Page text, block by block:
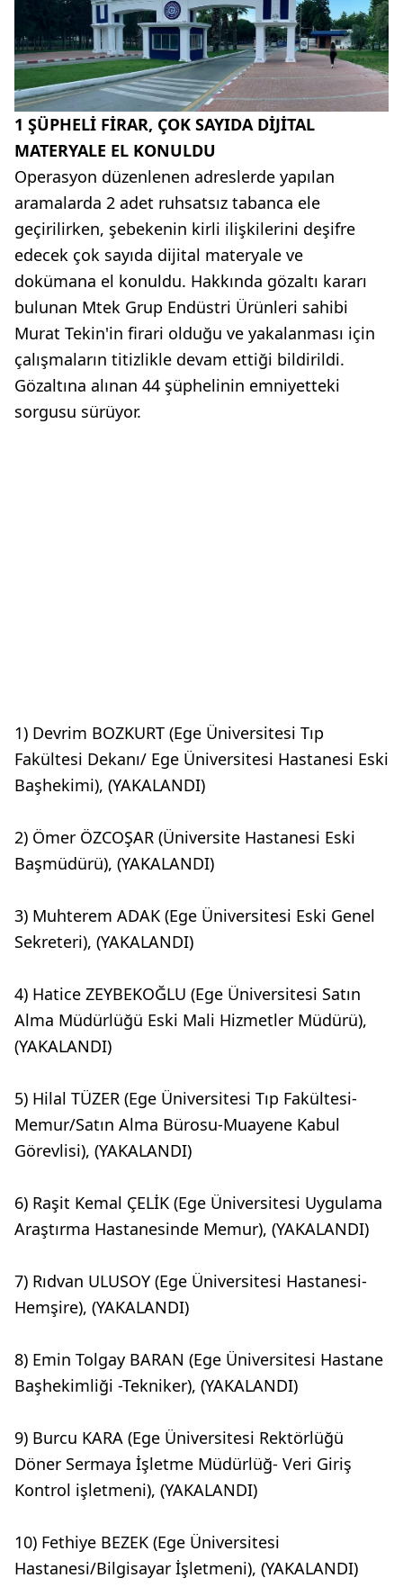
1 ŞÜPHELİ FİRAR, ÇOK SAYIDA DİJİTAL
MATERYALE EL KONULDU
Operasyon düzenlenen adreslerde yapılan
aramalarda 2 adet ruhsatsız tabanca ele
geçirilirken, şebekenin kirli ilişkilerini deşifre
edecek çok sayıda dijital materyale ve
dokümana el konuldu. Hakkında gözaltı kararı
bulunan Mtek Grup Endüstri Ürünleri sahibi
Murat Tekin'in firari olduğu ve yakalanması için
çalışmaların titizlikle devam ettiği bildirildi.
Gözaltına alınan 44 şüphelinin emniyetteki
sorgusu sürüyor.
1) Devrim BOZKURT (Ege Üniversitesi Tıp
Fakültesi Dekanı/ Ege Üniversitesi Hastanesi Eski
Başhekimi), (YAKALANDI)
2) Ömer ÖZCOŞAR (Üniversite Hastanesi Eski
Başmüdürü), (YAKALANDI)
3) Muhterem ADAK (Ege Üniversitesi Eski Genel
Sekreteri), (YAKALANDI)
4) Hatice ZEYBEKOĞLU (Ege Üniversitesi Satın
Alma Müdürlüğü Eski Mali Hizmetler Müdürü),
(YAKALANDI)
5) Hilal TÜZER (Ege Üniversitesi Tıp Fakültesi-
Memur/Satın Alma Bürosu-Muayene Kabul
Görevlisi), (YAKALANDI)
6) Raşit Kemal ÇELİK (Ege Üniversitesi Uygulama
Araştırma Hastanesinde Memur), (YAKALANDI)
7) Rıdvan ULUSOY (Ege Üniversitesi Hastanesi-
Hemşire), (YAKALANDI)
8) Emin Tolgay BARAN (Ege Üniversitesi Hastane
Başhekimliği -Tekniker), (YAKALANDI)
9) Burcu KARA (Ege Üniversitesi Rektörlüğü
Döner Sermaya İşletme Müdürlüğ- Veri Giriş
Kontrol işletmeni), (YAKALANDI)
10) Fethiye BEZEK (Ege Üniversitesi
Hastanesi/Bilgisayar İşletmeni), (YAKALANDI)